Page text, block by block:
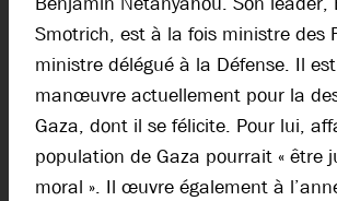
Smotrich, est à la fois ministre des
ministre délégué à la Défense. Il
manœuvre actuellement pour la
Gaza, dont il se félicite. Pour lui,
population de Gaza pourrait « être
moral ». Il œuvre également à